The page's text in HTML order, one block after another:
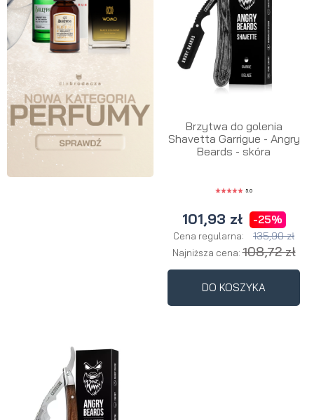
Brzytwa do golenia
Shavetta Garrigue - Angry
Beards - skóra
5.0
101,93 zł -25%
Cena regularna: 135,90 zł
Najniższa cena:108,72 zł
DO KOSZYKA